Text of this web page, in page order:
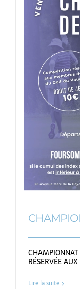
RÉSERVÉE
Lire la suite